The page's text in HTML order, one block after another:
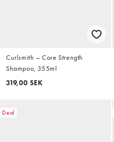
Curlsmith – Core Strength
Shampoo, 355ml
319,00 SEK
Deal